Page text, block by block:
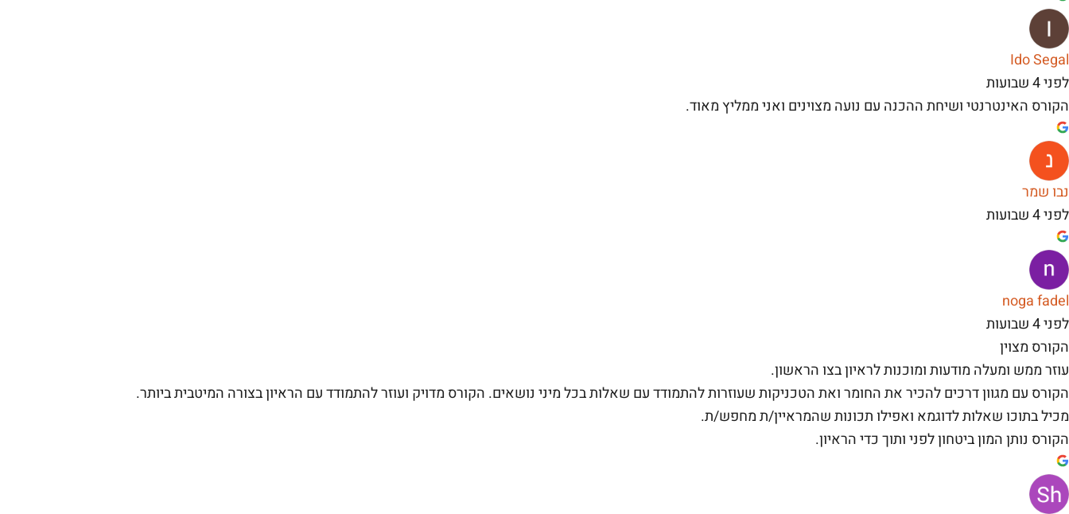
Ido Segal
לפני 4 שבועות
הקורס האינטרנטי ושיחת ההכנה עם נועה מצוינים ואני ממליץ מאוד.
נבו שמר
לפני 4 שבועות
noga fadel
לפני 4 שבועות
הקורס מצוין
עוזר ממש ומעלה מודעות ומוכנות לראיון בצו הראשון.
הקורס עם מגוון דרכים להכיר את החומר ואת הטכניקות שעוזרות להתמודד עם שאלות בכל מיני נושאים. הקורס מדויק ועוזר להתמודד עם הראיון בצורה המיטבית ביותר.
מכיל בתוכו שאלות לדוגמא ואפילו תכונות שהמראיין/ת מחפש/ת.
הקורס נותן המון ביטחון לפני ותוך כדי הראיון.